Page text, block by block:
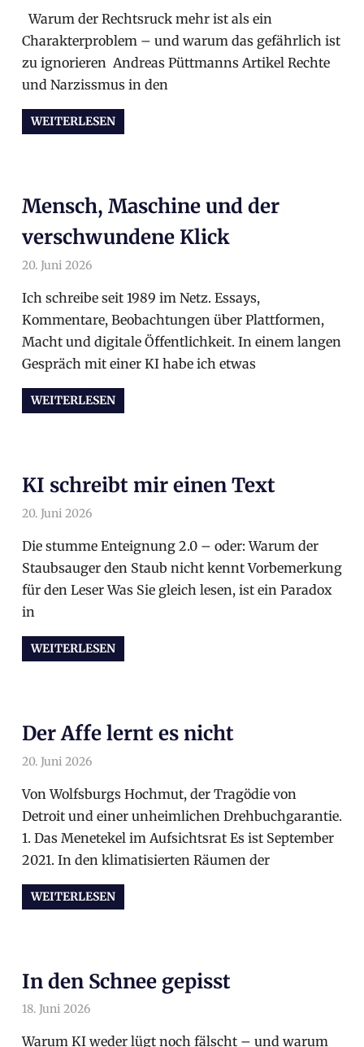
Warum der Rechtsruck mehr ist als ein
Charakterproblem – und warum das gefährlich ist
zu ignorieren Andreas Püttmanns Artikel Rechte
und Narzissmus in den
WEITERLESEN
Mensch, Maschine und der
verschwundene Klick
20. Juni 2026
Ich schreibe seit 1989 im Netz. Essays,
Kommentare, Beobachtungen über Plattformen,
Macht und digitale Öffentlichkeit. In einem langen
Gespräch mit einer KI habe ich etwas
WEITERLESEN
KI schreibt mir einen Text
20. Juni 2026
Die stumme Enteignung 2.0 – oder: Warum der
Staubsauger den Staub nicht kennt Vorbemerkung
für den Leser Was Sie gleich lesen, ist ein Paradox
in
WEITERLESEN
Der Affe lernt es nicht
20. Juni 2026
Von Wolfsburgs Hochmut, der Tragödie von
Detroit und einer unheimlichen Drehbuchgarantie.
1. Das Menetekel im Aufsichtsrat Es ist September
2021. In den klimatisierten Räumen der
WEITERLESEN
In den Schnee gepisst
18. Juni 2026
Warum KI weder lügt noch fälscht – und warum